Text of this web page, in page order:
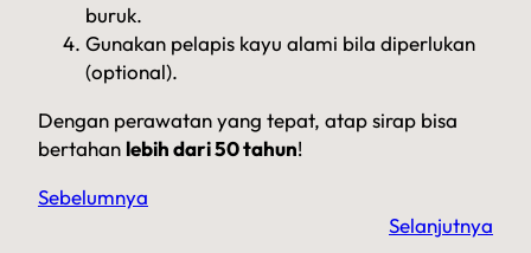
buruk.
Gunakan pelapis kayu alami bila diperlukan
(optional).
Dengan perawatan yang tepat, atap sirap bisa
bertahan lebih dari 50 tahun!
Sebelumnya
Selanjutnya